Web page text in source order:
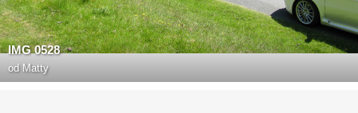
IMG 0528
od Matty